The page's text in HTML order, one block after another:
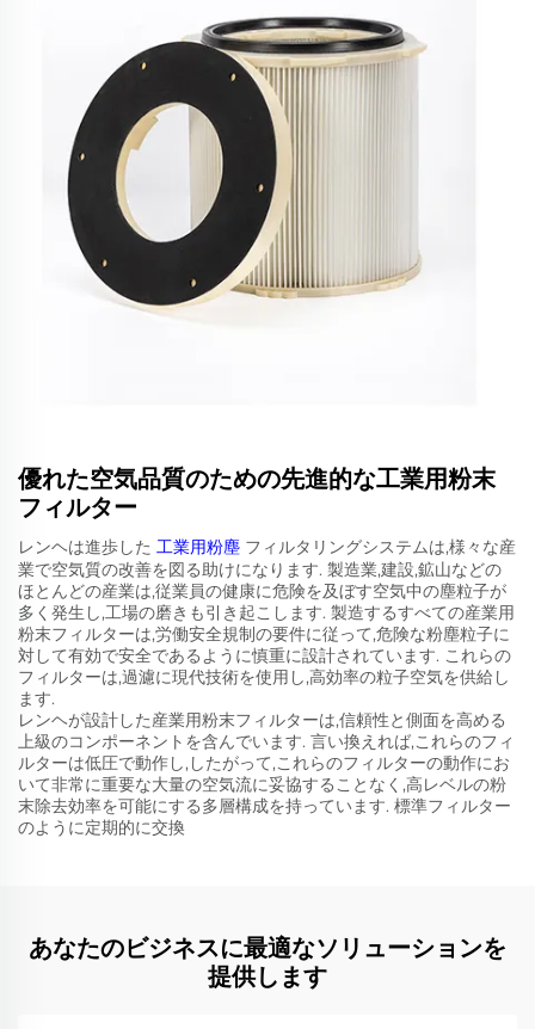
優れた空気品質のための先進的な工業用粉末
フィルター
レンヘは進歩した 工業用粉塵 フィルタリングシステムは,様々な産
業で空気質の改善を図る助けになります. 製造業,建設,鉱山などの
ほとんどの産業は,従業員の健康に危険を及ぼす空気中の塵粒子が
多く発生し,工場の磨きも引き起こします. 製造するすべての産業用
粉末フィルターは,労働安全規制の要件に従って,危険な粉塵粒子に
対して有効で安全であるように慎重に設計されています. これらの
フィルターは,過濾に現代技術を使用し,高効率の粒子空気を供給し
ます.
レンヘが設計した産業用粉末フィルターは,信頼性と側面を高める
上級のコンポーネントを含んでいます. 言い換えれば,これらのフィ
ルターは低圧で動作し,したがって,これらのフィルターの動作にお
いて非常に重要な大量の空気流に妥協することなく,高レベルの粉
末除去効率を可能にする多層構成を持っています. 標準フィルター
のように定期的に交換
あなたのビジネスに最適なソリューションを
提供します